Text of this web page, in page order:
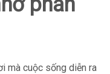
mà cuộc sống diễn ra